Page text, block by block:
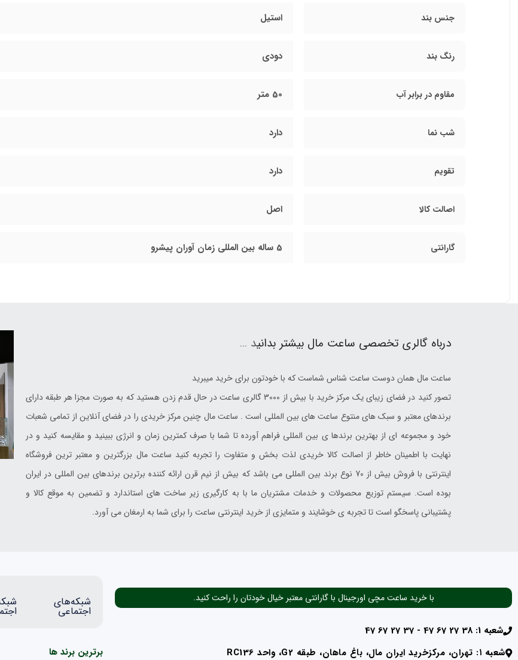
جنس بند استیل
رنگ بند دودی
مقاوم در برابر آب 50 متر
شب نما دارد
تقویم دارد
اصالت کالا اصل
گارانتی 5 ساله بین المللی زمان آوران پیشرو
درباه گالری تخصصی ساعت مال بیشتر بدانید …
ساعت مال همان دوست ساعت شناس شماست که با خودتون برای خرید میبرید
تصور کنید در فضای زیبای یک مرکز خرید با بیش از 3000 گالری ساعت در حال قدم زدن هستید که به صورت مجزا هر طبقه دارای
برندهای معتبر و سبک های منتوع ساعت های بین المللی است . ساعت مال چنین مرکز خریدی را در فضای آنلاین از تمامی شعبات
خود و مجموعه ای از بهترین برندها ی بین المللی فراهم آورده تا شما با صرف کمترین زمان و انرژی ببینید و مقایسه کنید و در
نهایت با اطمینان خاطر از اصالت کالا خریدی لذت بخش و متفاوت را تجربه کنید ساعت مال بزرگترین و معتبر ترین فروشگاه
اینترنتی با فروش بیش از 70 نوع برند بین المللی می باشد که بیش از نیم قرن ارائه کننده برترین برندهای بین المللی در ایران
بوده است. سیستم توزیع محصولات و خدمات مشتریان ما با به کارگیری زیر ساخت های استاندارد و تضمین به موقع کالا و
پشتیبانی پاسخگو است تا تجربه ی خوشایند و متمایزی از خرید اینترنتی ساعت را برای شما به ارمغان می آورد.
با خرید ساعت مچی اورجینال با گارانتی معتبر خیال خودتان را راحت کنید.
شعبه 1: 38 27 67 47 - 37 27 67 47
شعبه ۱: تهران، مرکزخرید ایران مال، باغ ماهان، طبقه G2، واحد RC136
شبکه‌های
اجتماعی
برترین برند ها